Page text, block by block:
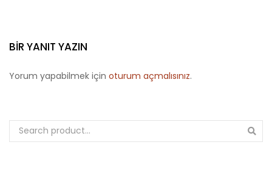
BIR YANIT YAZIN
Yorum yapabilmek için oturum açmalısınız.